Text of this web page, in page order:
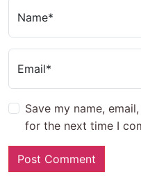
Name*
Email*
Save my name,
for the next time I